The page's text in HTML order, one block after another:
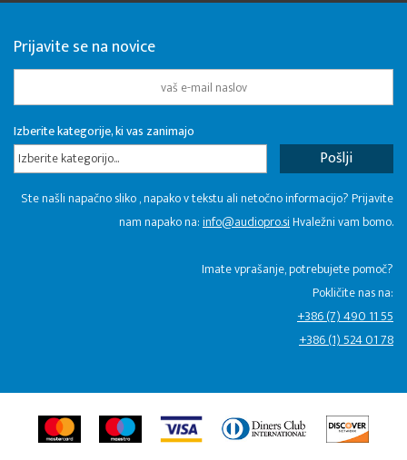
Prijavite se na novice
Izberite kategorije, ki vas zanimajo
Izberite kategorijo...
Ste našli napačno sliko , napako v tekstu ali netočno informacijo? Prijavite
nam napako na:info@audiopro.siHvaležni vam bomo.
Imate vprašanje, potrebujete pomoč?
Pokličite nas na:
+386 (7) 490 11 55
+386 (1) 524 01 78